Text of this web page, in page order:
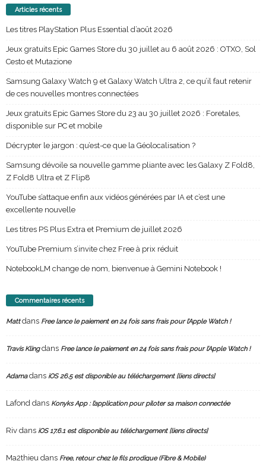
Articles récents
Les titres PlayStation Plus Essential d’août 2026
Jeux gratuits Epic Games Store du 30 juillet au 6 août 2026 : OTXO, Sol
Cesto et Mutazione
Samsung Galaxy Watch 9 et Galaxy Watch Ultra 2, ce qu’il faut retenir
de ces nouvelles montres connectées
Jeux gratuits Epic Games Store du 23 au 30 juillet 2026 : Foretales,
disponible sur PC et mobile
Décrypter le jargon : qu’est-ce que la Géolocalisation ?
Samsung dévoile sa nouvelle gamme pliante avec les Galaxy Z Fold8,
Z Fold8 Ultra et Z Flip8
YouTube s’attaque enfin aux vidéos générées par IA et c’est une
excellente nouvelle
Les titres PS Plus Extra et Premium de juillet 2026
YouTube Premium s’invite chez Free à prix réduit
NotebookLM change de nom, bienvenue à Gemini Notebook !
Commentaires récents
Mattdans Free lance le paiement en 24 fois sans frais pour l’Apple Watch !
Travis Klingdans Free lance le paiement en 24 fois sans frais pour l’Apple Watch !
Adamadans iOS 26.5 est disponible au téléchargement [liens directs]
Lafond dans Konyks App : l’application pour piloter sa maison connectée
Riv dans iOS 17.6.1 est disponible au téléchargement [liens directs]
Ma2thieu dans Free, retour chez le fils prodigue (Fibre & Mobile)